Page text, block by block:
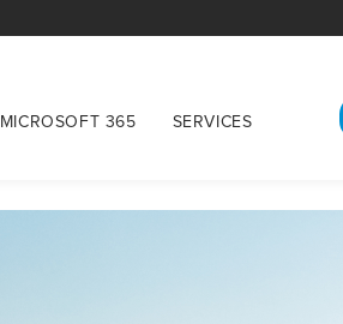
MICROSOFT 365 SERVICES